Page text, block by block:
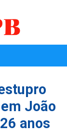
João
anos